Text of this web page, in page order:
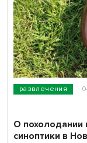
развлечения
О похолодании
синоптики в